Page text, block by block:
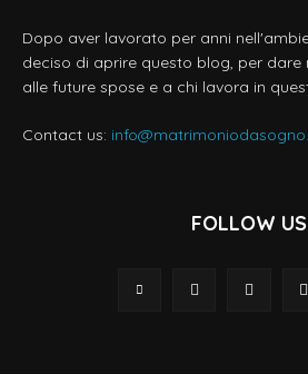
Dopo aver lavorato per anni
deciso di aprire questo blog, per dare
alle future spose e a chi lavora in
Contact us:
FOLLOW US